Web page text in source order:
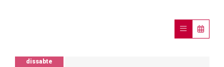
dissabte